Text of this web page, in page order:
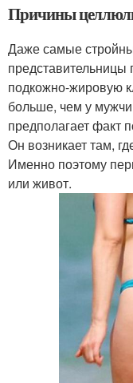
Причины
Даже самые
подкожно-жировую
больше, чем у
предполагает факт
Он возникает там,
Именно поэтому
или живот.